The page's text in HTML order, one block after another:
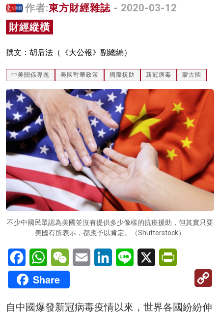
灼見活動
作者:東方財經雜誌 - 2020-03-12
財經縱橫
撰文：胡后法（《大公報》副總編）
中美關係專題 美國對華政策 國際援助 新冠病毒 蒙古國
不少中國民眾認為美國並沒有提供多少像樣的抗疫援助，但其實只要
美國有所表示，都應予以肯定。（Shutterstock）
FacebookWhatsAppWeChatEmail LinkedInLine X
Share
自中國爆發新冠病毒疫情以來，世界各國紛紛伸